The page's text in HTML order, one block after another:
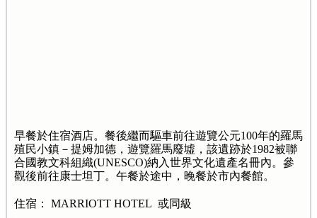
早餐於住宿酒店。餐後繼而驅車前往遊覽公元100年的羅馬
殖民小鎮－提姆加德，遊覽羅馬廢墟，該遺跡於1982被聯
合國教文科組織(UNESCO)納入世界文化遺產名冊內。參
觀後前往康士坦丁。午餐於途中，晚餐於市內餐館。
住宿： MARRIOTT HOTEL 或同級